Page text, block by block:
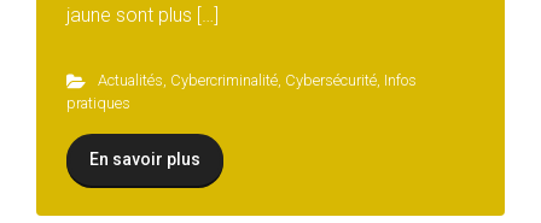
jaune sont plus […]
Actualités, Cybercriminalité, Cybersécurité, Infos
pratiques
En savoir plus